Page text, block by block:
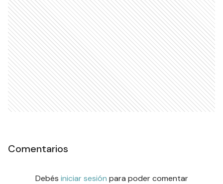
Comentarios
Debés iniciar sesión para poder comentar